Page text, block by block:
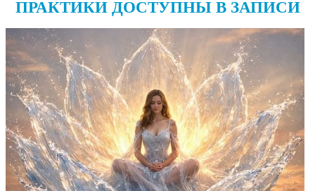
ПРАКТИКИ ДОСТУПНЫ В ЗАПИСИ